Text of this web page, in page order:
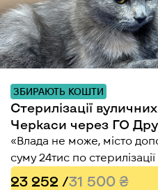
ЗБИРАЮТЬ КОШТИ
Стерилізації
Черкаси через ГО
«Влада не може, місто
суму 24тис по
23 252 /31 500 ₴